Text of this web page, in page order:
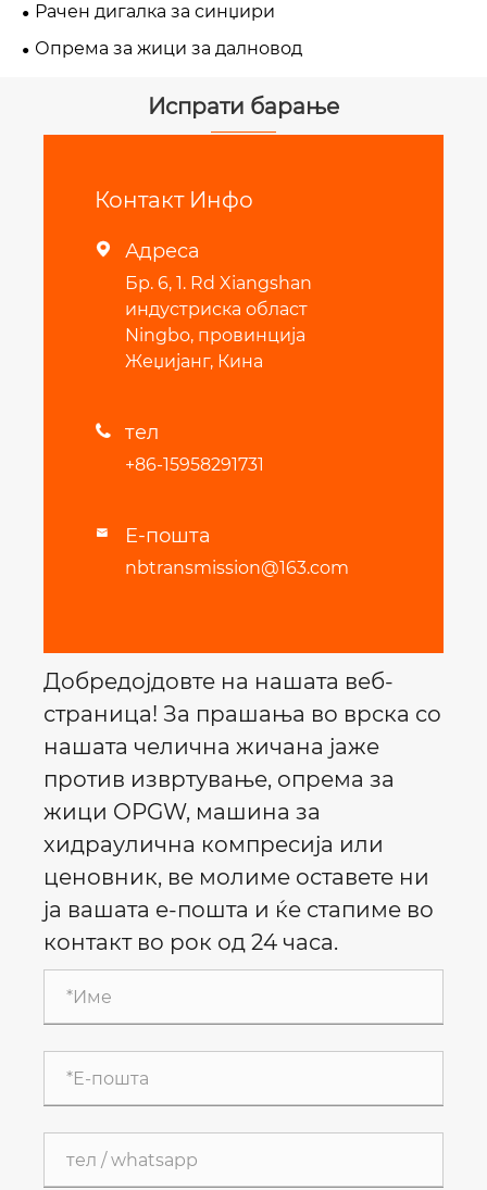
Рачен дигалка за синџири
Опрема за жици за далновод
Испрати барање
Контакт Инфо
 Адреса
Бр. 6, 1. Rd Xiangshan
индустриска област
Ningbo, провинција
Жеџијанг, Кина
 тел
+86-15958291731
 Е-пошта
nbtransmission@163.com
Добредојдовте на нашата веб-
страница! За прашања во врска со
нашата челична жичана јаже
против извртување, опрема за
жици OPGW, машина за
хидраулична компресија или
ценовник, ве молиме оставете ни
ја вашата е-пошта и ќе стапиме во
контакт во рок од 24 часа.